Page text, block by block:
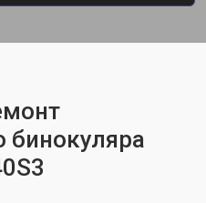
бинокуляра